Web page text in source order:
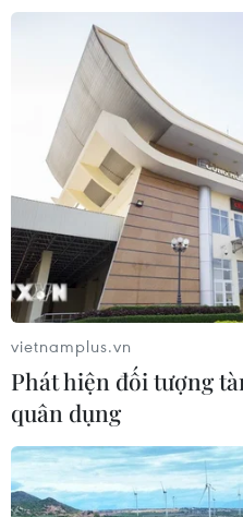
vietnamplus.vn
Phát hiện đối tượng
quân dụng